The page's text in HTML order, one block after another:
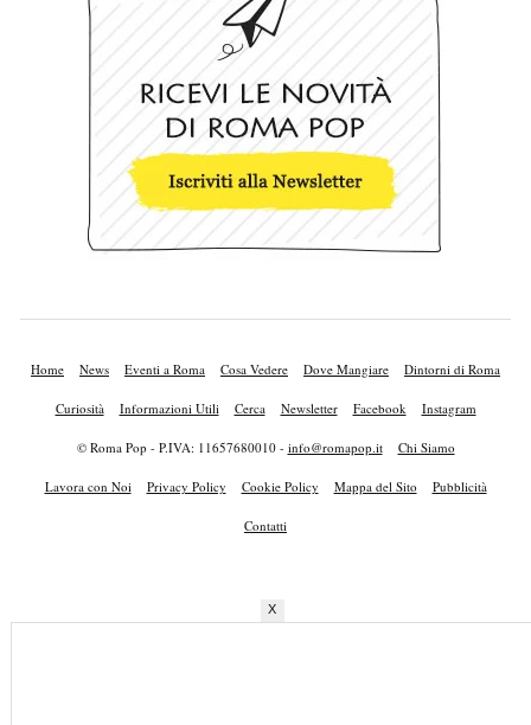
Home News Eventi a Roma Cosa Vedere Dove Mangiare Dintorni di Roma
Curiosità Informazioni Utili Cerca Newsletter Facebook Instagram
© Roma Pop - P.IVA: 11657680010 - info@romapop.it Chi Siamo
Lavora con Noi Privacy Policy Cookie Policy Mappa del Sito Pubblicità
Contatti
X